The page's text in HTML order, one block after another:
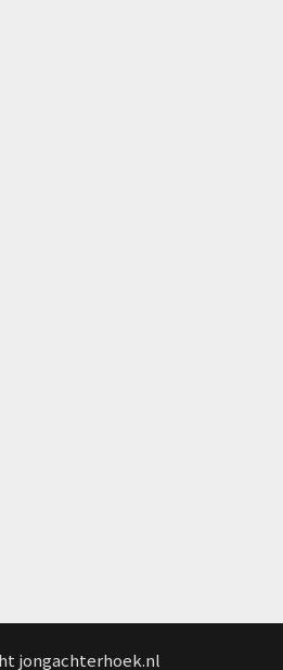
jongachterhoek.nl